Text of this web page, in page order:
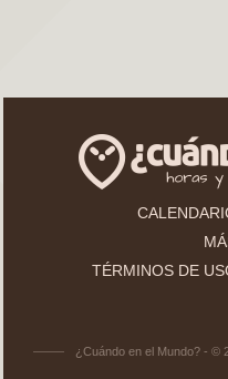
TÉRMINOS DE
¿Cuándo en el Mundo? - ©